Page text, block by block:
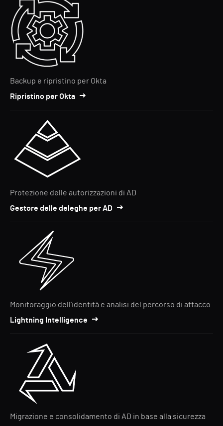
Backup e ripristino per Okta
Ripristino per Okta
Protezione delle autorizzazioni di AD
Gestore delle deleghe per AD
Monitoraggio dell'identità e analisi del percorso di attacco
Lightning Intelligence
Migrazione e consolidamento di AD in base alla sicurezza